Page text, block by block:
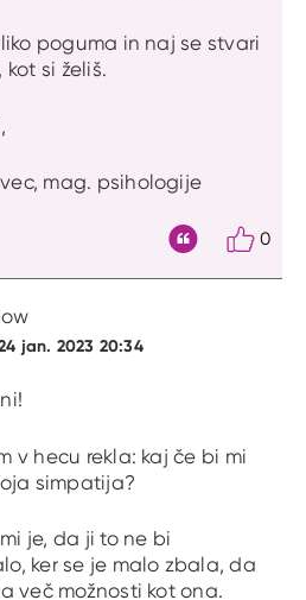
poguma in naj se stvari
si želiš.
mag. psihologije
0
jan. 2023 20:34
v hecu rekla: kaj če bi mi
simpatija?
je, da ji to ne bi
ker se je malo zbala, da
več možnosti kot ona.